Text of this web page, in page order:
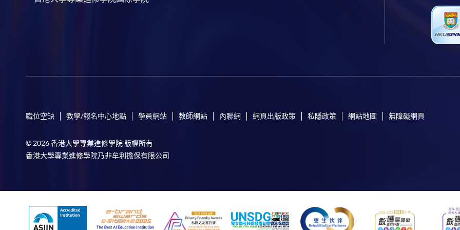
職位空缺 教學/報名中心地點 學員網站 教師網站 內聯網 網頁出版政策 私隱政策 網站地圖 無障礙網頁
© 2026 香港大學專業進修學院 版權所有
香港大學專業進修學院乃非牟利擔保有限公司